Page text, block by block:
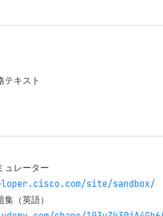
テキスト
site/sandbox/